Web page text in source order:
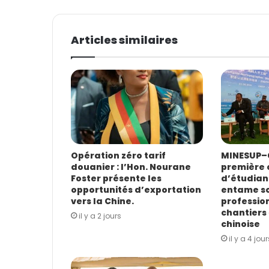
o
r
e
d
r
e
s
s
e
E
m
a
i
l
Articles similaires
Opération zéro tarif
douanier : l’Hon. Nourane
Foster présente les
opportunités d’exportation
vers la Chine.
il y a 2 jours
première
entame
chantiers
chinoise
il y a 4